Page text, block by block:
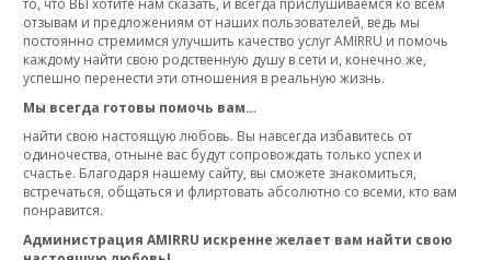
то, что ВЫ хотите нам сказать, и всегда прислушиваемся ко всем
отзывам и предложениям от наших пользователей, ведь мы
постоянно стремимся улучшить качество услуг AMIRRU и помочь
каждому найти свою родственную душу в сети и, конечно же,
успешно перенести эти отношения в реальную жизнь.
Мы всегда готовы помочь вам…
найти свою настоящую любовь. Вы навсегда избавитесь от
одиночества, отныне вас будут сопровождать только успех и
счастье. Благодаря нашему сайту, вы сможете знакомиться,
встречаться, общаться и флиртовать абсолютно со всеми, кто вам
понравится.
Администрация AMIRRU искренне желает вам найти свою